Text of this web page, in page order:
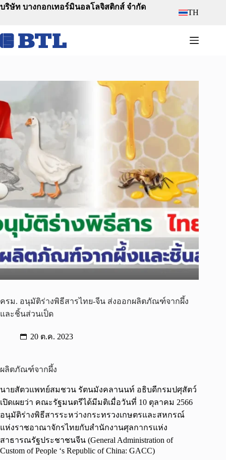
Skip
บริษัท บางกอกเทอร์มินอลโลจิสติกส์ จำกัด
TH
ครม. อนุมัติร่างพิธีสารไทย-จีน ส่งออกผลิตภัณฑ์จากผึ้ง
และชิ้นส่วนเป็ด
20 ต.ค. 2023
ผลิตภัณฑ์จากผึ้ง
นายสัตวแพทย์สมชวน รัตนมังคลานนท์ อธิบดีกรมปศุสัตว์
เปิดเผยว่า คณะรัฐมนตรีได้มีมติเมื่อวันที่ 10 ตุลาคม 2566
อนุมัติร่างพิธีสารระหว่างกระทรวงเกษตรและสหกรณ์
แห่งราชอาณาจักรไทยกับสำนักงานศุลกากรแห่ง
สาธารณรัฐประชาชนจีน (General Administration of
Custom of People ‘s Republic of China: GACC)